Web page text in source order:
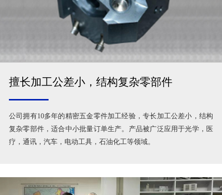
擅长加工公差小，结构复杂零部件
公司拥有10多年的精密五金零件加工经验，专长加工公差小，结构
复杂零部件，适合中小批量订单生产。产品被广泛应用于光学，医
疗，通讯，汽车，电动工具，石油化工等领域。